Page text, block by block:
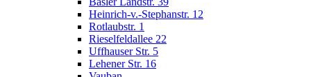
Heinrich-v.-Stephanstr. 12
Rotlaubstr. 1
Rieselfeldallee 22
Uffhauser Str. 5
Lehener Str. 16